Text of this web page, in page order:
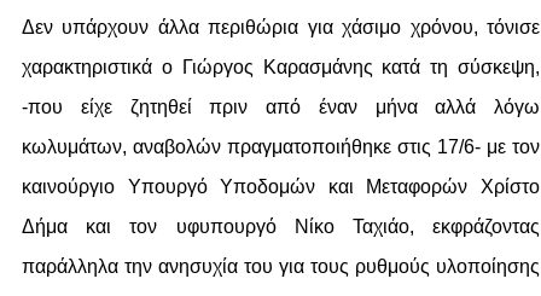
Δεν υπάρχουν άλλα περιθώρια για χάσιμο χρόνου, τόνισε
χαρακτηριστικά ο Γιώργος Καρασμάνης κατά τη σύσκεψη,
-που είχε ζητηθεί πριν από έναν μήνα αλλά λόγω
κωλυμάτων, αναβολών πραγματοποιήθηκε στις 17/6- με τον
καινούργιο Υπουργό Υποδομών και Μεταφορών Χρίστο
Δήμα και τον υφυπουργό Νίκο Ταχιάο, εκφράζοντας
παράλληλα την ανησυχία του για τους ρυθμούς υλοποίησης